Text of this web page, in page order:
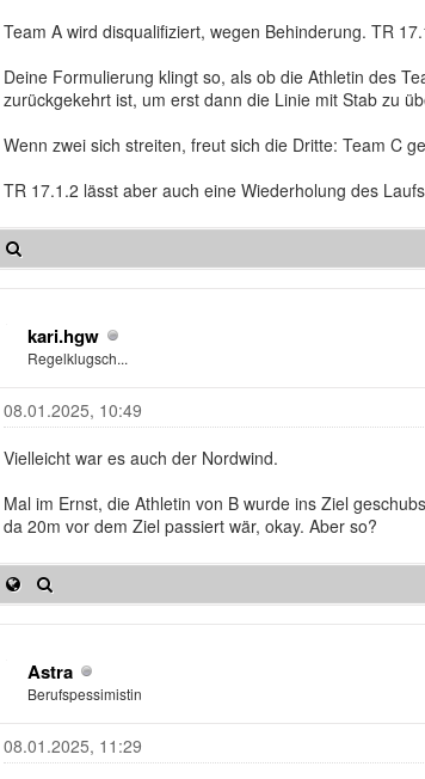
Team A wird disqualifiziert, wegen Behinderung. TR
Deine Formulierung klingt so, als ob die Athletin des
zurückgekehrt ist, um erst dann die Linie mit Stab zu
Wenn zwei sich streiten, freut sich die Dritte: Team C
TR 17.1.2 lässt aber auch eine Wiederholung des
kari.hgw
Regelklugsch...
08.01.2025, 10:49
Vielleicht war es auch der Nordwind.
Mal im Ernst, die Athletin von B wurde ins Ziel
da 20m vor dem Ziel passiert wär, okay. Aber so?
Astra
Berufspessimistin
08.01.2025, 11:29